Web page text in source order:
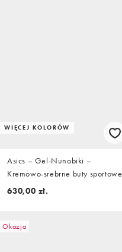
WIĘCEJ KOLORÓW
Asics – Gel-Nunobiki –
Kremowo-srebrne buty sportowe
630,00 zł.
Okazja